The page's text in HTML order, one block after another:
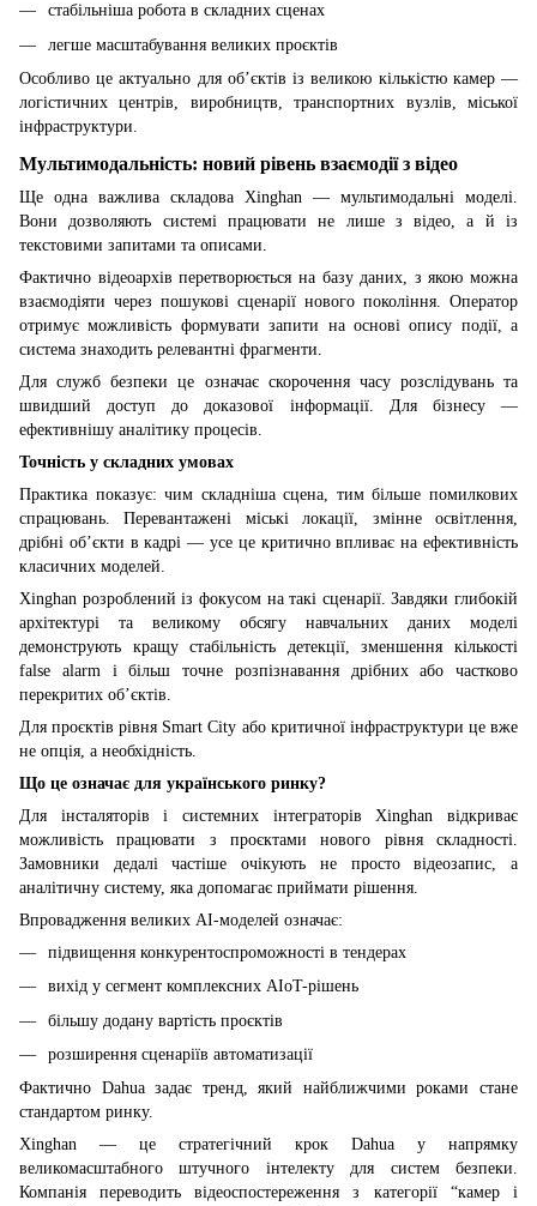
стабільніша робота в складних сценах
легше масштабування великих проєктів
Особливо це актуально для об’єктів із великою кількістю камер —
логістичних центрів, виробництв, транспортних вузлів, міської
інфраструктури.
Мультимодальність: новий рівень взаємодії з відео
Ще одна важлива складова Xinghan — мультимодальні моделі.
Вони дозволяють системі працювати не лише з відео, а й із
текстовими запитами та описами.
Фактично відеоархів перетворюється на базу даних, з якою можна
взаємодіяти через пошукові сценарії нового покоління. Оператор
отримує можливість формувати запити на основі опису події, а
система знаходить релевантні фрагменти.
Для служб безпеки це означає скорочення часу розслідувань та
швидший доступ до доказової інформації. Для бізнесу —
ефективнішу аналітику процесів.
Точність у складних умовах
Практика показує: чим складніша сцена, тим більше помилкових
спрацювань. Перевантажені міські локації, змінне освітлення,
дрібні об’єкти в кадрі — усе це критично впливає на ефективність
класичних моделей.
Xinghan розроблений із фокусом на такі сценарії. Завдяки глибокій
архітектурі та великому обсягу навчальних даних моделі
демонструють кращу стабільність детекції, зменшення кількості
false alarm і більш точне розпізнавання дрібних або частково
перекритих об’єктів.
Для проєктів рівня Smart City або критичної інфраструктури це вже
не опція, а необхідність.
Що це означає для українського ринку?
Для інсталяторів і системних інтеграторів Xinghan відкриває
можливість працювати з проєктами нового рівня складності.
Замовники дедалі частіше очікують не просто відеозапис, а
аналітичну систему, яка допомагає приймати рішення.
Впровадження великих AI-моделей означає:
підвищення конкурентоспроможності в тендерах
вихід у сегмент комплексних AIoT-рішень
більшу додану вартість проєктів
розширення сценаріїв автоматизації
Фактично Dahua задає тренд, який найближчими роками стане
стандартом ринку.
Xinghan — це стратегічний крок Dahua у напрямку
великомасштабного штучного інтелекту для систем безпеки.
Компанія переводить відеоспостереження з категорії “камер і